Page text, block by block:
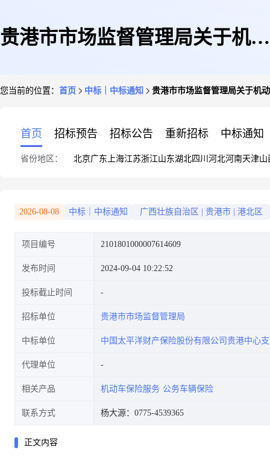
贵港市市场监督管理局关于机动
您当前的位置： 首页 中标｜中标通知 贵港市市场监督管理局关于机
首页 招标预告 招标公告 重新招标 中标通知
省份地区： 北京广东 上海江苏浙江山东湖北四川 河北河南天津山
2026-08-08 中标｜中标通知 广西壮族自治区 贵港市 港北区
项目编号 2101801000007614609
发布时间 2024-09-04 10:22:52
投标截止时间
招标单位 贵港市市场监督管理局
中标单位 中国太平洋财产保险股份有限公司贵港中心
代理单位
相关产品 机动车保险服务 公务车辆保险
联系方式 杨大源：0775-4539365
正文内容